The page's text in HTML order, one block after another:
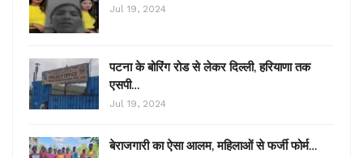
Jul 19, 2024
पटना के बोरिंग रोड से लेकर दिल्ली, हरियाणा तक
एसपी…
Jul 19, 2024
बेराजगारी का ऐसा आलम, महिलाओं से फर्जी फोर्म…